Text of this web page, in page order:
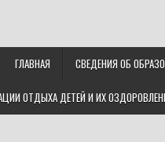
г.о. Самара/443080,
ГЛАВНАЯ СВЕДЕНИЯ ОБ
ОТДЫХА ДЕТЕЙ И ИХ